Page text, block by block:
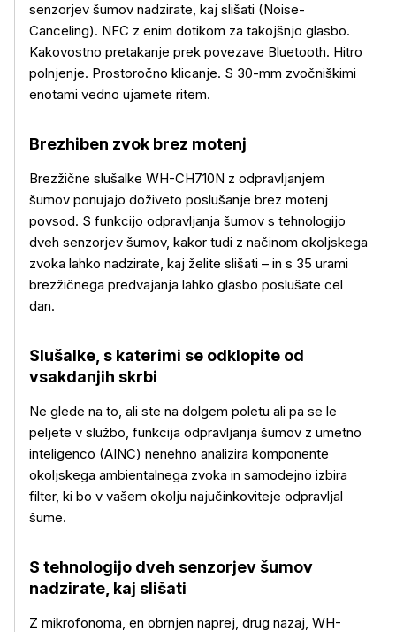
senzorjev šumov nadzirate, kaj slišati (Noise-
Canceling). NFC z enim dotikom za takojšnjo glasbo.
Kakovostno pretakanje prek povezave Bluetooth. Hitro
polnjenje. Prostoročno klicanje. S 30-mm zvočniškimi
enotami vedno ujamete ritem.
Brezhiben zvok brez motenj
Brezžične slušalke WH-CH710N z odpravljanjem
šumov ponujajo doživeto poslušanje brez motenj
povsod. S funkcijo odpravljanja šumov s tehnologijo
dveh senzorjev šumov, kakor tudi z načinom okoljskega
zvoka lahko nadzirate, kaj želite slišati – in s 35 urami
brezžičnega predvajanja lahko glasbo poslušate cel
dan.
Slušalke, s katerimi se odklopite od
vsakdanjih skrbi
Ne glede na to, ali ste na dolgem poletu ali pa se le
peljete v službo, funkcija odpravljanja šumov z umetno
inteligenco (AINC) nenehno analizira komponente
okoljskega ambientalnega zvoka in samodejno izbira
filter, ki bo v vašem okolju najučinkoviteje odpravljal
šume.
S tehnologijo dveh senzorjev šumov
nadzirate, kaj slišati
Z mikrofonoma, en obrnjen naprej, drug nazaj, WH-